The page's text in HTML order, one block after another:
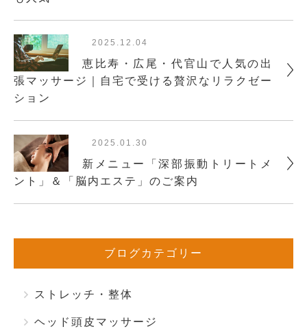
2025.12.04
恵比寿・広尾・代官山で人気の出
張マッサージ｜自宅で受ける贅沢なリラクゼー
ション
2025.01.30
新メニュー「深部振動トリートメ
ント」＆「脳内エステ」のご案内
ブログカテゴリー
ストレッチ・整体
ヘッド頭皮マッサージ